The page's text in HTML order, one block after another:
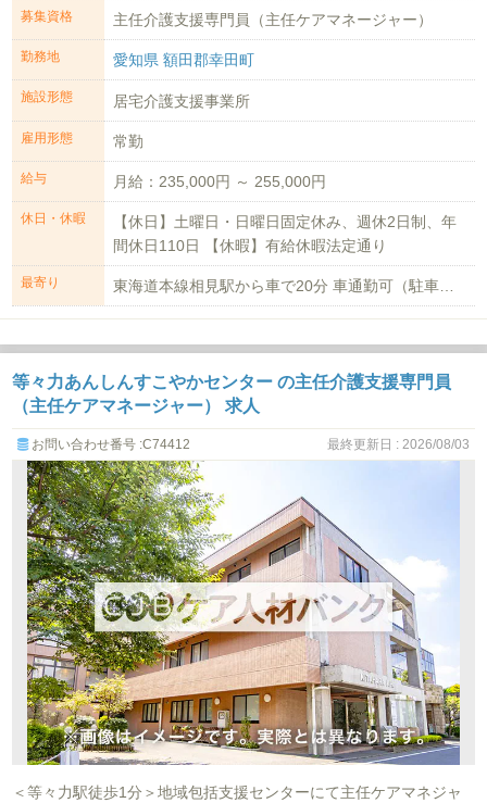
募集資格 主任介護支援専門員（主任ケアマネージャー）
勤務地 愛知県 額田郡幸田町
施設形態 居宅介護支援事業所
雇用形態 常勤
給与 月給：235,000円 ～ 255,000円
休日・休暇
【休日】土曜日・日曜日固定休み、週休2日制、年
間休日110日 【休暇】有給休暇法定通り
最寄り
等々力あんしんすこやかセンター の主任介護支援専門員
（主任ケアマネージャー） 求人
お問い合わせ番号 :C74412 最終更新日 : 2026/08/03
＜等々力駅徒歩1分＞地域包括支援センターにて主任ケアマネジャ